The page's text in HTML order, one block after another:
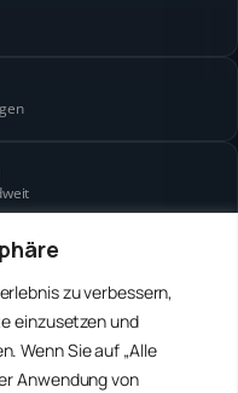
zu verbessern,
einzusetzen und
Wenn Sie auf „Alle
Anwendung von